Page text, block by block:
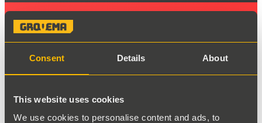
Consent Details About
This website uses cookies
We use cookies to personalise content and ads, to